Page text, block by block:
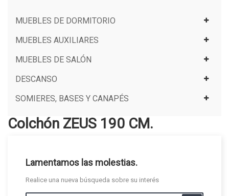
MUEBLES DE DORMITORIO
MUEBLES AUXILIARES
MUEBLES DE SALÓN
DESCANSO
SOMIERES, BASES Y CANAPÉS
Colchón ZEUS 190 CM.
Lamentamos las molestias.
Realice una nueva búsqueda sobre su interés